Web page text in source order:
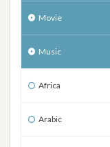
Movie
Music
Africa
Arabic